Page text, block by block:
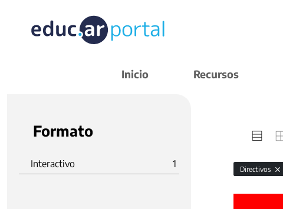
Inicio Recursos
Formato
Interactivo 1 Directivos